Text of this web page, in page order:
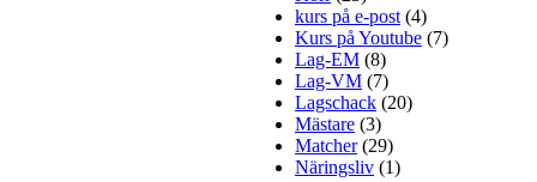
kurs på e-post (4)
Kurs på Youtube (7)
Lag-EM (8)
Lag-VM (7)
Lagschack (20)
Mästare (3)
Matcher(29)
Näringsliv (1)